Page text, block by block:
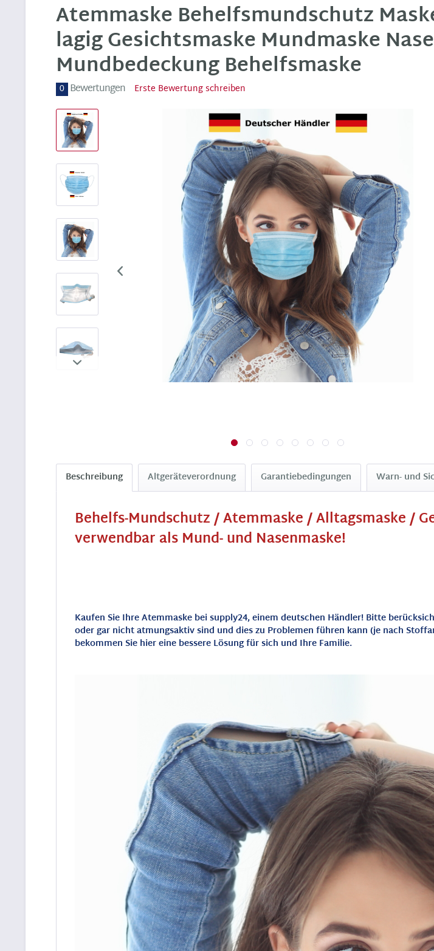
Atemmaske Behelfsmundschutz
lagig Gesichtsmaske Mundmaske
Mundbedeckung Behelfsmaske
0 Bewertungen Erste Bewertung schreiben
Beschreibung Altgeräteverordnung Garantiebedingungen Warn- und
Behelfs-Mundschutz / Atemmaske / Alltagsmaske /
verwendbar als Mund- und Nasenmaske!
Kaufen Sie Ihre Atemmaske bei supply24, einem deutschen Händler! Bitte
oder gar nicht atmungsaktiv sind und dies zu Problemen führen kann (je nach
bekommen Sie hier eine bessere Lösung für sich und Ihre Familie.